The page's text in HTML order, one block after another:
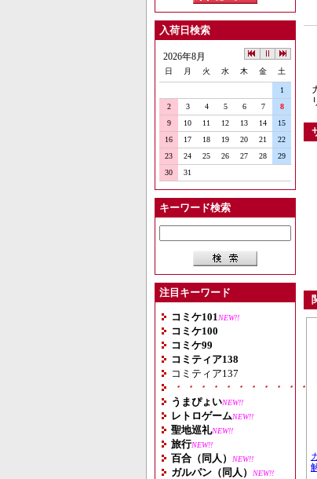
入荷日検索
2026年8月
日 月 火 水 木 金 土
1
2
3 4 5 6 7
8
9
10 11 12 13 14
15
16
17 18 19 20 21
22
23
24 25 26 27 28
29
30
31
キーワード検索
注目キーワード
コミケ101 NEW!!
コミケ100
コミケ99
コミティア138
コミティア137
・・・・・・・・・・・
うまぴょいNEW!!
レトロゲームNEW!!
聖地巡礼NEW!!
旅行NEW!!
百合（同人） NEW!!
ガルパン（同人） NEW!!